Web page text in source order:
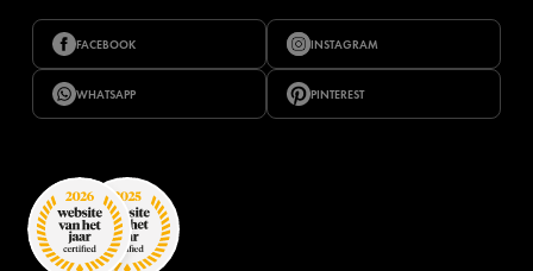
FACEBOOK INSTAGRAM
WHATSAPP PINTEREST